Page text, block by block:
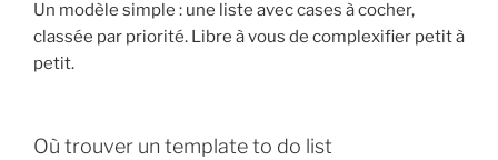
Un modèle simple : une liste avec cases à cocher,
classée par priorité. Libre à vous de complexifier petit à
petit.
Où trouver un template to do list